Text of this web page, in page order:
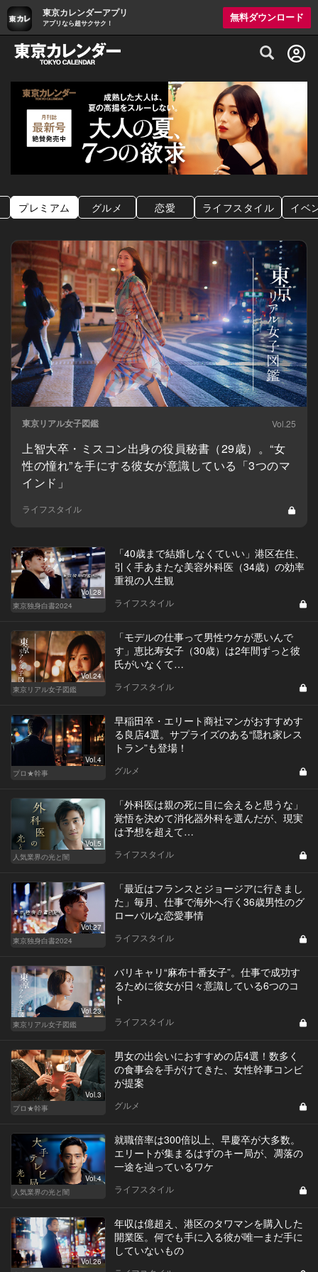
東京カレンダーアプリ
アプリなら超サクサク！
無料ダウンロード
グルメ情報・プレミアムレストラン予約
プレミアム グルメ 恋愛 ライフスタイル イベ
東京リアル女子図鑑 Vol.25
上智大卒・ミスコン出身の役員秘書（29歳）。“女
性の憧れ”を手にする彼女が意識している「3つのマ
インド」
ライフスタイル
Vol.28
東京独身白書2024
「40歳まで結婚しなくていい」港区在住、
引く手あまたな美容外科医（34歳）の効率
重視の人生観
ライフスタイル
Vol.24
東京リアル女子図鑑
「モデルの仕事って男性ウケが悪いんで
す」恵比寿女子（30歳）は2年間ずっと彼
氏がいなくて…
ライフスタイル
Vol.4
プロ★幹事
早稲田卒・エリート商社マンがおすすめす
る良店4選。サプライズのある“隠れ家レス
トラン”も登場！
グルメ
Vol.5
人気業界の光と闇
「外科医は親の死に目に会えると思うな」
覚悟を決めて消化器外科を選んだが、現実
は予想を超えて…
ライフスタイル
Vol.27
東京独身白書2024
「最近はフランスとジョージアに行きまし
た」毎月、仕事で海外へ行く36歳男性のグ
ローバルな恋愛事情
ライフスタイル
Vol.23
東京リアル女子図鑑
バリキャリ“麻布十番女子”。仕事で成功す
るために彼女が日々意識している6つのコ
ト
ライフスタイル
Vol.3
プロ★幹事
男女の出会いにおすすめの店4選！数多く
の食事会を手がけてきた、女性幹事コンビ
が提案
グルメ
Vol.4
人気業界の光と闇
就職倍率は300倍以上、早慶卒が大多数。
エリートが集まるはずのキー局が、凋落の
一途を辿っているワケ
ライフスタイル
Vol.26
年収は億超え、港区のタワマンを購入した
開業医。何でも手に入る彼が唯一まだ手に
していないもの